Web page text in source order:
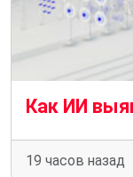
19 часов назад